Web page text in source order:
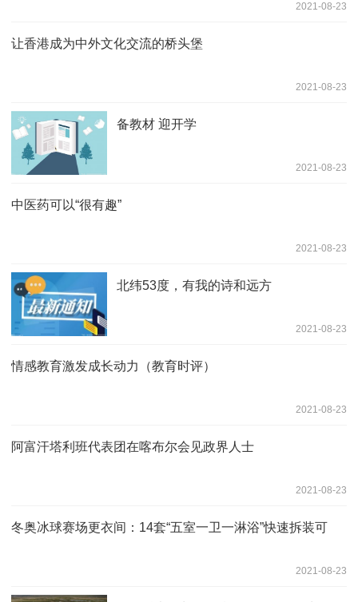
2021-08-23
让香港成为中外文化交流的桥头堡
2021-08-23
备教材 迎开学
2021-08-23
中医药可以“很有趣”
2021-08-23
北纬53度，有我的诗和远方
2021-08-23
情感教育激发成长动力（教育时评）
2021-08-23
阿富汗塔利班代表团在喀布尔会见政界人士
2021-08-23
冬奥冰球赛场更衣间：14套“五室一卫一淋浴”快速拆装可
2021-08-23